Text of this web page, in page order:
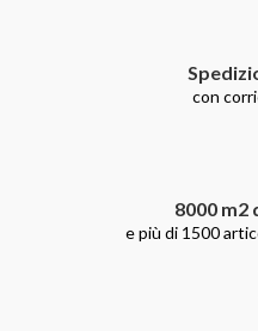
con
8000 m2
e più di 1500